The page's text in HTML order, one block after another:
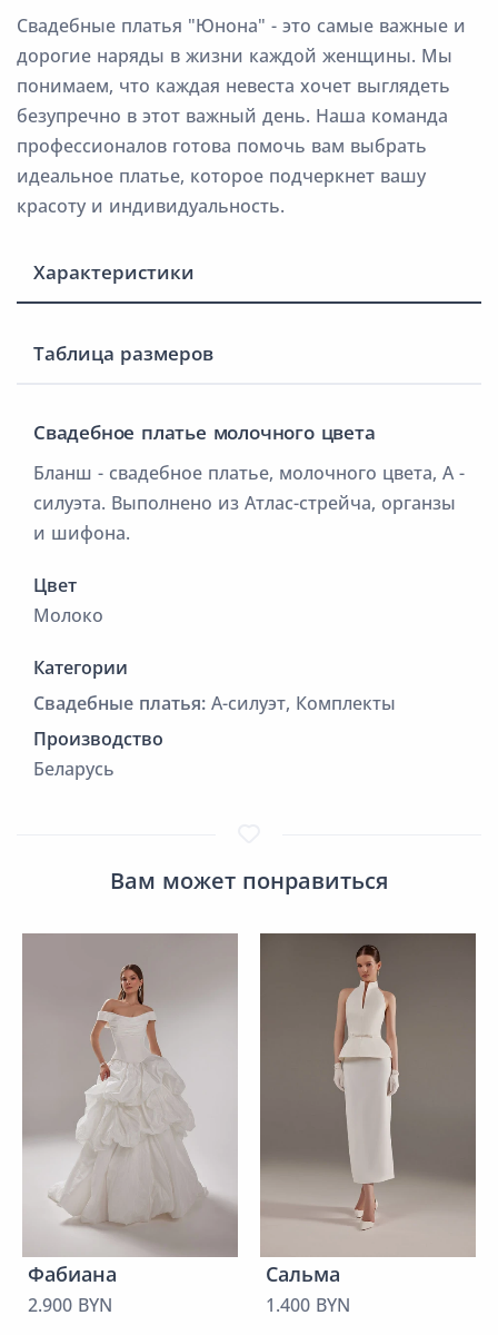
Свадебные платья "Юнона" - это самые важные и
дорогие наряды в жизни каждой женщины. Мы
понимаем, что каждая невеста хочет выглядеть
безупречно в этот важный день. Наша команда
профессионалов готова помочь вам выбрать
идеальное платье, которое подчеркнет вашу
красоту и индивидуальность.
Характеристики
Таблица размеров
Свадебное платье молочного цвета
Бланш - свадебное платье, молочного цвета, А -
силуэта. Выполнено из Атлас-стрейча, органзы
и шифона.
Цвет
Молоко
Категории
Cвадебные платья: А-силуэт, Комплекты
Производство
Беларусь
Вам может понравиться
Фабиана
2.900 BYN
Сальма
1.400 BYN